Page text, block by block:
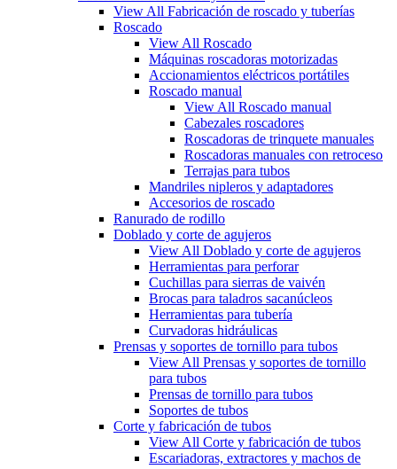
View All Fabricación de roscado y tuberías
Roscado
View All Roscado
Máquinas roscadoras motorizadas
Accionamientos eléctricos portátiles
Roscado manual
View All Roscado manual
Cabezales roscadores
Roscadoras de trinquete manuales
Roscadoras manuales con retroceso
Terrajas para tubos
Mandriles nipleros y adaptadores
Accesorios de roscado
Ranurado de rodillo
Doblado y corte de agujeros
View All Doblado y corte de agujeros
Herramientas para perforar
Cuchillas para sierras de vaivén
Brocas para taladros sacanúcleos
Herramientas para tubería
Curvadoras hidráulicas
Prensas y soportes de tornillo para tubos
View All Prensas y soportes de tornillo
para tubos
Prensas de tornillo para tubos
Soportes de tubos
Corte y fabricación de tubos
View All Corte y fabricación de tubos
Escariadoras, extractores y machos de